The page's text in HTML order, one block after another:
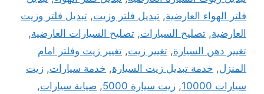
فلتر الهواء العارضية, تبديل فلتر وزيت, تبديل فلتر وزيت
العارضية, تصليح السيارات, تصليح السيارات العارضية,
تغيير دهن السيارة, تغيير زيت, تغيير زيت وفلتر امام
المنزل, خدمة تبديل زيت السيارة, خدمة سيارات, زيت
سيارات 10000
, زيت سيارة 5000 , صيانة سيارات,